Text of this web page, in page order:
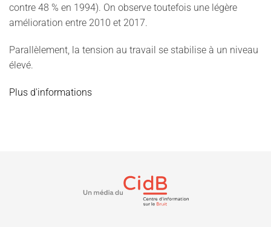
contre 48 % en 1994). On observe toutefois une légère
amélioration entre 2010 et 2017.
Parallèlement, la tension au travail se stabilise à un niveau
élevé.
Plus d'informations